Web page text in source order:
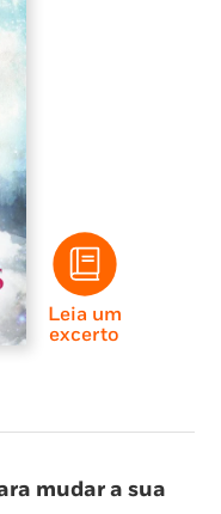
Leia um
excerto
mudar a sua